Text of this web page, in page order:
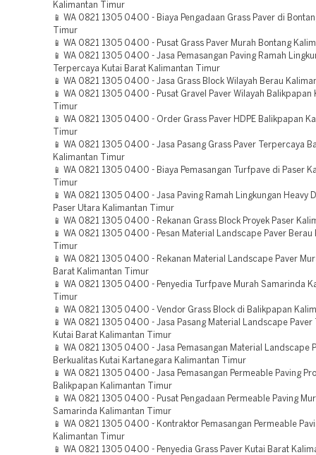
Kalimantan Timur
📱 WA 0821 1305 0400 - Biaya Pengadaan Grass Paver di
Timur
📱 WA 0821 1305 0400 - Pusat Grass Paver Murah Bontang
📱 WA 0821 1305 0400 - Jasa Pemasangan Paving Ramah
Terpercaya Kutai Barat Kalimantan Timur
📱 WA 0821 1305 0400 - Jasa Grass Block Wilayah Berau
📱 WA 0821 1305 0400 - Pusat Gravel Paver Wilayah Balikpapan
Timur
📱 WA 0821 1305 0400 - Order Grass Paver HDPE Balikpapan
Timur
📱 WA 0821 1305 0400 - Jasa Pasang Grass Paver Terpercaya
Kalimantan Timur
📱 WA 0821 1305 0400 - Biaya Pemasangan Turfpave di Paser
Timur
📱 WA 0821 1305 0400 - Jasa Paving Ramah Lingkungan Heavy
Paser Utara Kalimantan Timur
📱 WA 0821 1305 0400 - Rekanan Grass Block Proyek Paser
📱 WA 0821 1305 0400 - Pesan Material Landscape Paver Berau
Timur
📱 WA 0821 1305 0400 - Rekanan Material Landscape Paver
Barat Kalimantan Timur
📱 WA 0821 1305 0400 - Penyedia Turfpave Murah Samarinda
Timur
📱 WA 0821 1305 0400 - Vendor Grass Block di Balikpapan
📱 WA 0821 1305 0400 - Jasa Pasang Material Landscape Paver
Kutai Barat Kalimantan Timur
📱 WA 0821 1305 0400 - Jasa Pemasangan Material Landscape
Berkualitas Kutai Kartanegara Kalimantan Timur
📱 WA 0821 1305 0400 - Jasa Pemasangan Permeable Paving
Balikpapan Kalimantan Timur
📱 WA 0821 1305 0400 - Pusat Pengadaan Permeable Paving
Samarinda Kalimantan Timur
📱 WA 0821 1305 0400 - Kontraktor Pemasangan Permeable
Kalimantan Timur
📱 WA 0821 1305 0400 - Penyedia Grass Paver Kutai Barat